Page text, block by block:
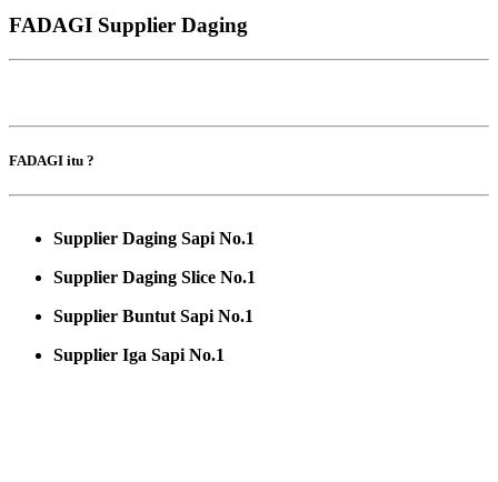
FADAGI Supplier Daging
FADAGI itu ?
Supplier Daging Sapi No.1
Supplier Daging Slice No.1
Supplier Buntut Sapi No.1
Supplier Iga Sapi No.1